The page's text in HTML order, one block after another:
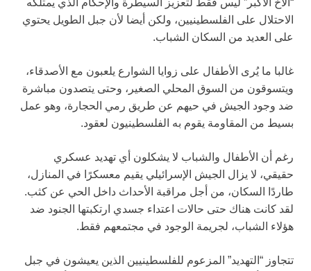
“الأخ الأكبر” ليس فقط لتعزيز السيطرة والإحكام الذي يمتلكه
الاحتلال على الفلسطينيين، ولكن أيضا لأن جبل الطويل يحتوي
على العديد من السكان الشباب.
غالبا ما يُرى الأطفال على زوايا الشوارع يلعبون مع الأصدقاء،
ويتسوقون من السوق المحلي الصغير، وحتى يتصدون مباشرة
ضد وجود الجيش في حيهم عن طريق رمي الحجارة، وهو عمل
بسيط من المقاومة يقوم به الفلسطينيون لعقود.
رغم أن الأطفال والشباب لا يشكلون أي تهديد عسكري
حقيقي، لا يزال الجيش الإسرائيلي يقيم معسكرًا في المنازل،
طاردًا السكان، من أجل مراقبة الأحداث داخل الحي عن كثب.
لقد كانت هناك حتى حالات اعتداء جسدي ارتكبتها الجنود ضد
هؤلاء الشباب، لجريمة الوجود في مجتمعهم فقط.
تتجاوز “التهديد” المزعوم للفلسطينيين الذين يعيشون في جبل